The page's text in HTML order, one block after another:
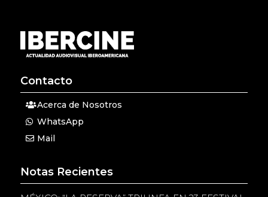
Contacto
Acerca de Nosotros
WhatsApp
Mail
Notas Recientes